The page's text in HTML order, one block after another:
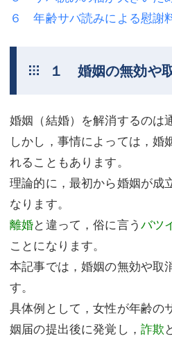
労働問題（解雇，残業等）
交通事故
商業登記
調査・書面作成
債務整理
マスコミ取材・実績
アクセス
埼玉事務所 (さいたま市)
刑事弁護
不動産登記
調査・書面作成
債務整理
マスコミ取材・実績
アクセス
東京事務所 (新宿・四谷)
川口事務所（埼玉県川口市）
６ 年齢サバ読みによる慰謝
１ 婚姻の無効や
婚姻（結婚）を解消するのは
しかし，事情によっては，婚
れることもあります。
理論的に，最初から婚姻が成
なります。
離婚と違って，俗に言うバツ
ことになります。
本記事では，婚姻の無効や取
す。
具体例として，女性が年齢の
姻届の提出後に発覚し，詐欺